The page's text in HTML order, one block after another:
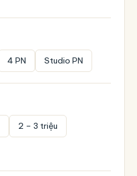
4 PN Studio PN
2 – 3 triệu